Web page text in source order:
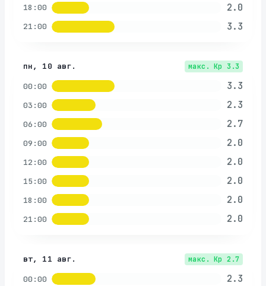
18:00 2.0
21:00 3.3
пн, 10 авг. макс. Kp 3.3
00:00 3.3
03:00 2.3
06:00 2.7
09:00 2.0
12:00 2.0
15:00 2.0
18:00 2.0
21:00 2.0
вт, 11 авг. макс. Kp 2.7
00:00 2.3